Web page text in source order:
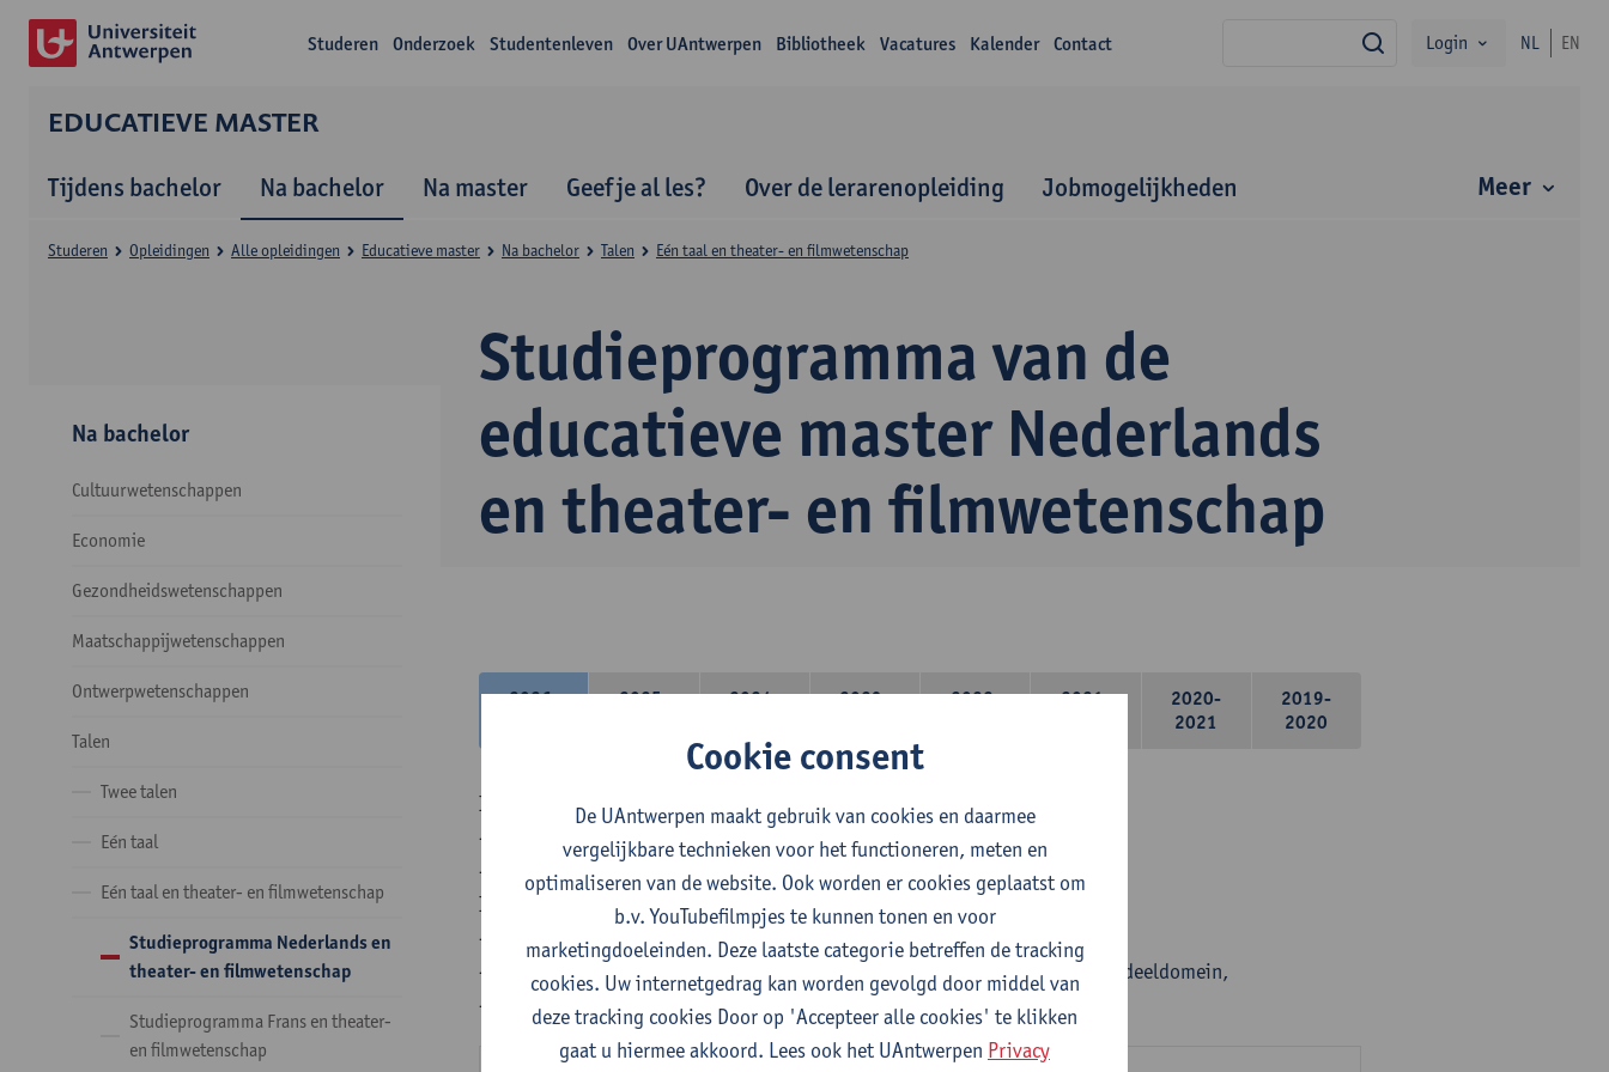
Studeren Onderzoek Studentenleven Over UAntwerpen Bibliotheek Vacatures Kalender Contact zoekLogin NL EN
EDUCATIEVE MASTER
Tijdens bachelor Na bachelor Na master Geef je al les? Over de lerarenopleiding Jobmogelijkheden Meer
Studieprogramma van de
educatieve master Nederlands
en theater- en filmwetenschap
Studeren Opleidingen Alle opleidingen Educatieve master Na bachelor Talen Eén taal en theater- en filmwetenschap
Na bachelor
Cultuurwetenschappen
Economie
Gezondheidswetenschappen
Maatschappijwetenschappen
Ontwerpwetenschappen
Talen
Twee talen
Eén taal
Eén taal en theater- en filmwetenschap
Studieprogramma Nederlands en
theater- en filmwetenschap
Studieprogramma Frans en theater-
en filmwetenschap
2026-
2025-
2024-
2023-
2022-
2021-
2020-
2021
2019-
2020
In de lerarencomponent heb je volgende keuze :
- Optie A : je kiest twee vakdidactieken
- Optie B: je kiest één vakdidactiek en een profilering
In de domeincomponent neem je 60 studiepunten op:
- 1 verplicht algemeen opleidingsonderdeel van 6 studiepunten,
- 24 of 30 studiepunten Nederlands en telkens minimum 6 studiepunten per deeldomein,
- 24 of 30 studiepunten theater- en filmwetenschap.
Cookie consent
De UAntwerpen maakt gebruik van cookies en daarmee
vergelijkbare technieken voor het functioneren, meten en
optimaliseren van de website. Ook worden er cookies geplaatst om
b.v. YouTubefilmpjes te kunnen tonen en voor
marketingdoeleinden. Deze laatste categorie betreffen de tracking
cookies. Uw internetgedrag kan worden gevolgd door middel van
deze tracking cookies Door op 'Accepteer alle cookies' te klikken
gaat u hiermee akkoord. Lees ook het UAntwerpen Privacy